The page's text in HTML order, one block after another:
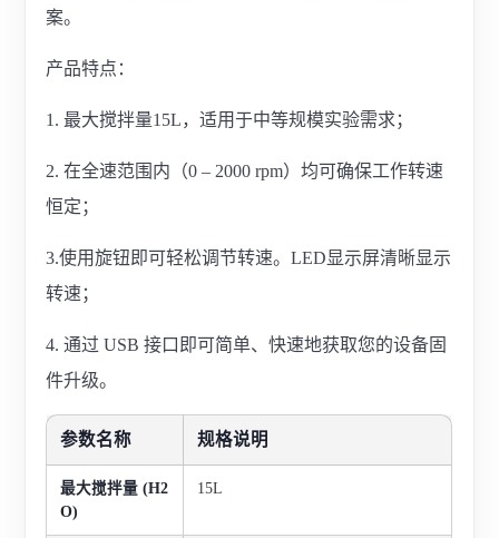
案。
产品特点：
1. 最大搅拌量15L，适用于中等规模实验需求；
2. 在全速范围内（0 – 2000 rpm）均可确保工作转速
恒定；
3.使用旋钮即可轻松调节转速。LED显示屏清晰显示
转速；
4. 通过 USB 接口即可简单、快速地获取您的设备固
件升级。
参数名称 规格说明
最大搅拌量 (H2
O)
15L